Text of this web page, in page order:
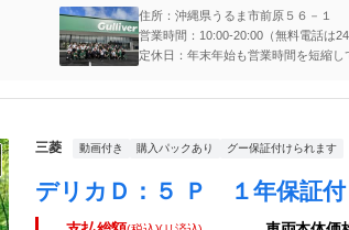
住所：沖縄県うるま市前原５６－１
営業時間：10:00-20:00（無料電話は
定休日：年末年始も営業時間を短縮
三菱 動画付き 購入パックあり グー保証付けられます